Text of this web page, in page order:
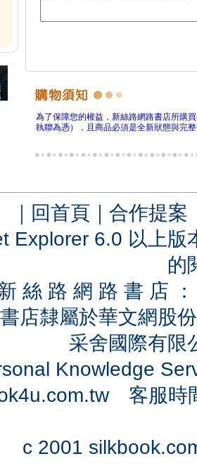
為了保障您的權益，新絲路網路書店所購
執聯為憑），且商品必須是全新狀態與完
｜ 回首頁 ｜ 合作提案
Explorer 6.0 以上
的
絲 路 網 路 書 店
店隸屬於華文網股
采舍國際有
Knowledge
客服時
c 2001